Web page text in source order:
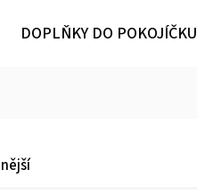
DOPLŇKY DO POKOJÍČKU